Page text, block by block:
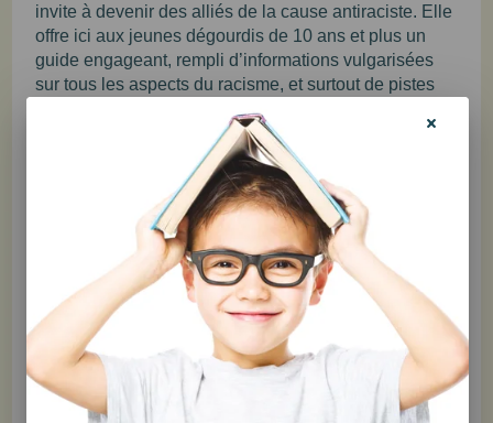
invite à devenir des alliés de la cause antiraciste. Elle
offre ici aux jeunes dégourdis de 10 ans et plus un
guide engageant, rempli d’informations vulgarisées
sur tous les aspects du racisme, et surtout de pistes
concrètes pour les aider à enrichir leurs habiletés
relationnelles, tout en cultivant des valeurs
d’ouverture, de curiosité et de respect.
Aperçu des objectifs :
Se questionner sur les injustices en lien avec la
couleur de la peau, les origines ou la culture
Comprendre les mots racisme, privilège, préjugé,
discrimination, micro-agression et
intersectionnalité
Réfléchir aux manières de faire face aux situations
de racisme ou de discrimination
Devenir une personne alliée de la cause